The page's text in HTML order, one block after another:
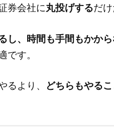
券会社に丸投げするだけ
し、時間も手間もかから
です。
るより、
どちらもやる